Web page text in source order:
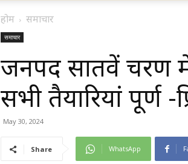
होम समाचार
समाचार
जनपद सातवें चरण
सभी तैयारियां पूर्ण -
May 30, 2024
Share WhatsApp